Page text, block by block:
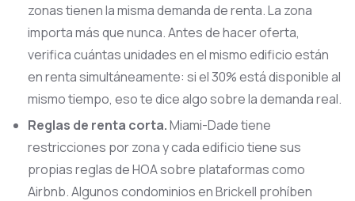
zonas tienen la misma demanda de renta. La zona
importa más que nunca. Antes de hacer oferta,
verifica cuántas unidades en el mismo edificio están
en renta simultáneamente: si el 30% está disponible al
mismo tiempo, eso te dice algo sobre la demanda real.
Reglas de renta corta.Miami-Dade tiene
restricciones por zona y cada edificio tiene sus
propias reglas de HOA sobre plataformas como
Airbnb. Algunos condominios en Brickell prohíben